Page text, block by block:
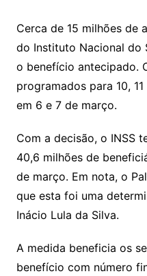
Cerca de 15 milhões de
do Instituto Nacional do
o benefício antecipado.
programados para 10,
em 6 e 7 de março.
Com a decisão, o INSS
40,6 milhões de
de março. Em nota, o
que esta foi uma
Inácio Lula da Silva.
A medida beneficia os
benefício com número